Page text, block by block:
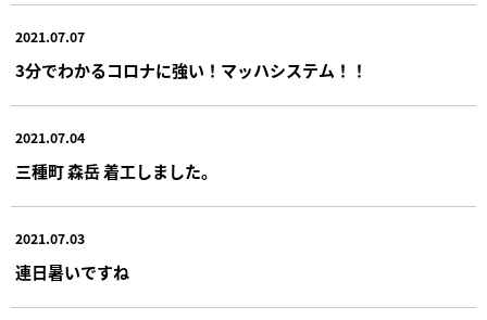
2021.07.07
3分でわかるコロナに強い！マッハシステム！！
2021.07.04
三種町 森岳 着工しました。
2021.07.03
連日暑いですね